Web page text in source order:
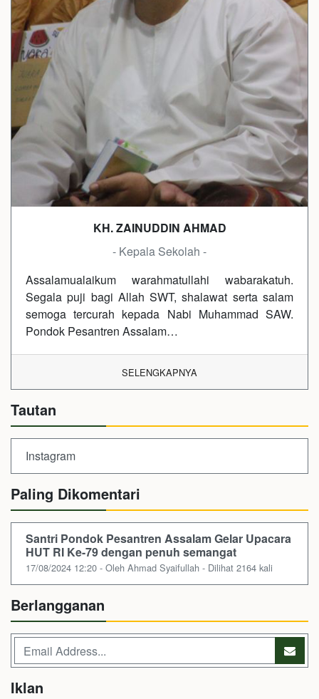
KH. ZAINUDDIN AHMAD
- Kepala Sekolah -
Assalamualaikum warahmatullahi wabarakatuh.
Segala puji bagi Allah SWT, shalawat serta salam
semoga tercurah kepada Nabi Muhammad SAW.
Pondok Pesantren Assalam…
SELENGKAPNYA
Tautan
Instagram
Paling Dikomentari
Santri Pondok Pesantren Assalam Gelar Upacara
HUT RI Ke-79 dengan penuh semangat
17/08/2024 12:20 - Oleh Ahmad Syaifullah - Dilihat 2164 kali
Berlangganan
Iklan